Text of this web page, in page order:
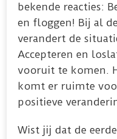
bekende reacties:
en floggen! Bij al
verandert de
Accepteren en
vooruit te komen.
komt er ruimte
positieve
Wist jij dat de